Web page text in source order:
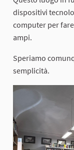
dispositivi
computer per
ampi.
Speriamo
semplicità.